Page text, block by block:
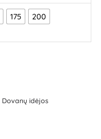
175 200
Dovanų idėjos